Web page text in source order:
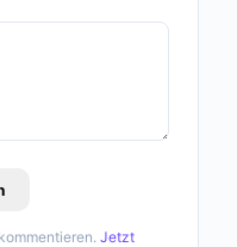
Jetzt